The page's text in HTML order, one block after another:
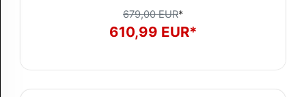
679,00 EUR*
610,99 EUR*